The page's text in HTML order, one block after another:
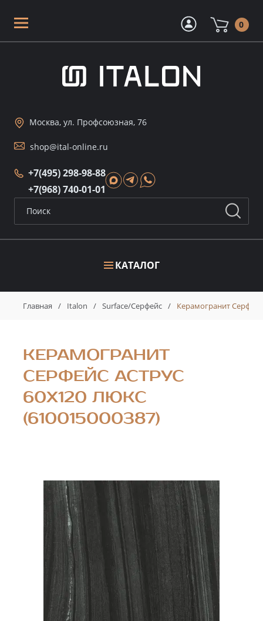
0
КАТАЛОГ
Москва, ул. Профсоюзная, 76
shop@ital-online.ru
+7(495) 298-98-88
+7(968) 740-01-01
Главная / Italon / Surface/Серфейс / Керамогранит
КЕРАМОГРАНИТ
СЕРФЕЙС АСТРУС
60X120 ЛЮКС
(610015000387)